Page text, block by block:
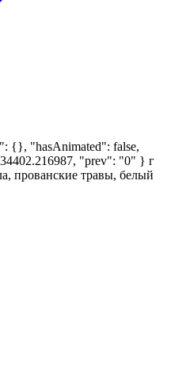
{}, "hasAnimated": false,
"prev": "0" } г
прованские травы, белый